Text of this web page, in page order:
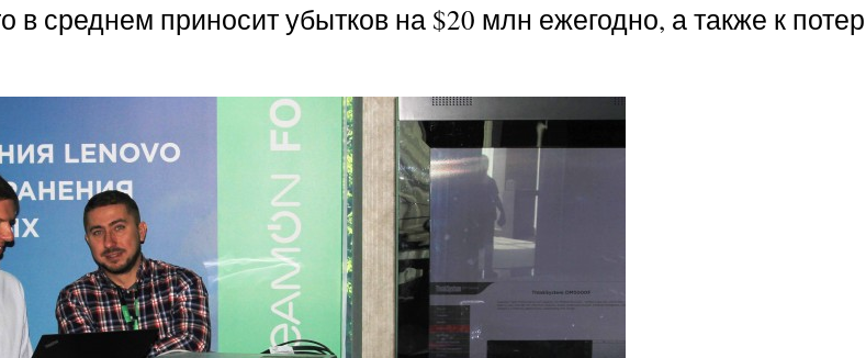
среднем приносит убытков на $20 млн ежегодно, а также к